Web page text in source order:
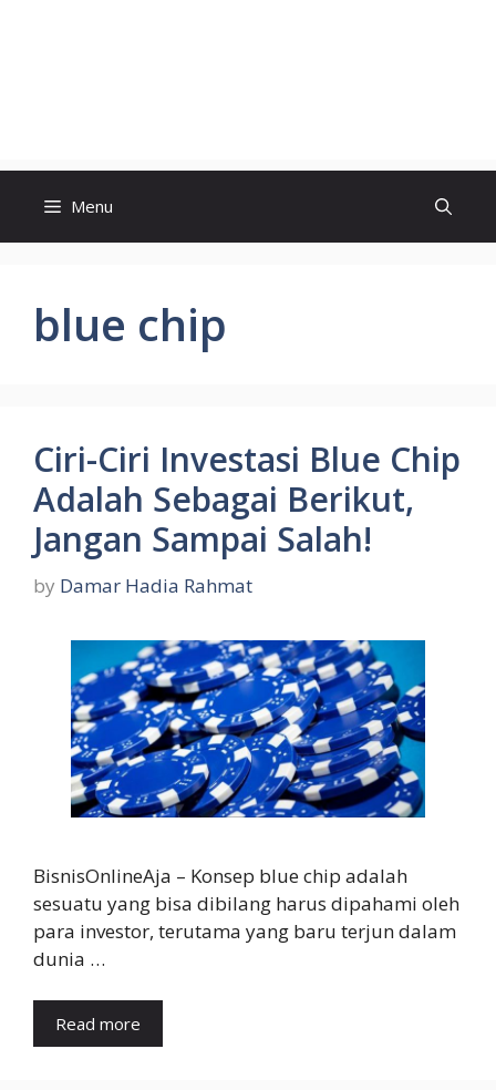
Menu
blue chip
Ciri-Ciri Investasi Blue Chip
Adalah Sebagai Berikut,
Jangan Sampai Salah!
by Damar Hadia Rahmat
BisnisOnlineAja – Konsep blue chip adalah
sesuatu yang bisa dibilang harus dipahami oleh
para investor, terutama yang baru terjun dalam
dunia …
Read more